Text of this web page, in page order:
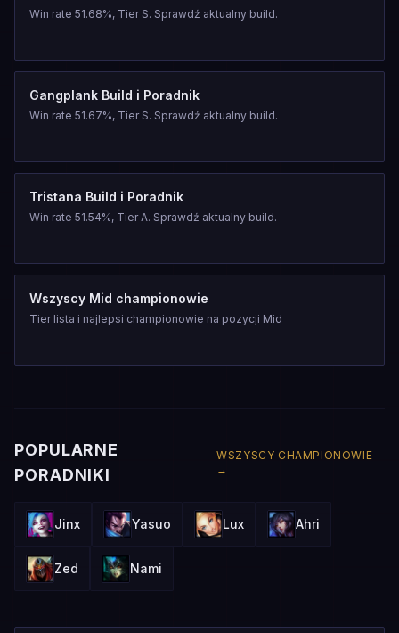
Win rate 51.68%, Tier S. Sprawdź aktualny build.
Gangplank Build i Poradnik
Win rate 51.67%, Tier S. Sprawdź aktualny build.
Tristana Build i Poradnik
Win rate 51.54%, Tier A. Sprawdź aktualny build.
Wszyscy Mid championowie
Tier lista i najlepsi championowie na pozycji Mid
POPULARNE
PORADNIKI
WSZYSCY CHAMPIONOWIE
→
Jinx Yasuo Lux Ahri
Zed Nami